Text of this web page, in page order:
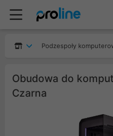
Podzespoły
Obudowa do
Czarna